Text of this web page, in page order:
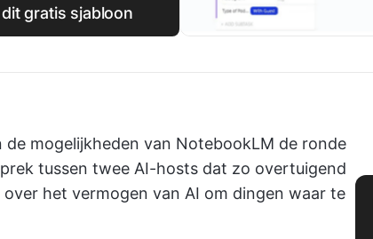
gratis sjabloon
mogelijkheden van NotebookLM de ronde
tussen twee AI-hosts dat zo overtuigend
het vermogen van AI om dingen waar te